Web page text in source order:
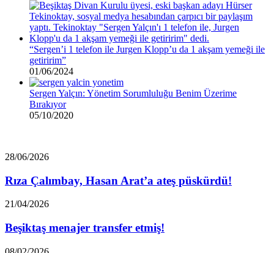
“Sergen’i 1 telefon ile Jurgen Klopp’u da 1 akşam yemeği ile
getiririm”
01/06/2024
Sergen Yalçın: Yönetim Sorumluluğu Benim Üzerime
Bırakıyor
05/10/2020
Rıza
Hasan
Arat’a
ateş
28/06/2026
Rıza Çalımbay, Hasan Arat’a ateş püskürdü!
Beşiktaş
transfer
etmiş!
21/04/2026
Beşiktaş menajer transfer etmiş!
Beşiktaş’tan